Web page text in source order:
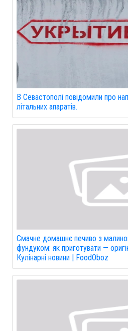
В Севастополі повідомили про
літальних апаратів.
Смачне домашнє печиво з
фундуком: як приготувати —
Кулінарні новини | FoodOboz